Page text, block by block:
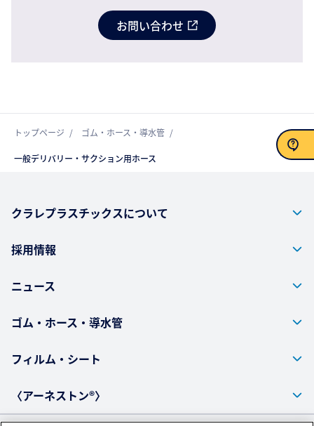
お問い合わせ
トップページ ゴム・ホース・導水管
一般デリバリー・サクション用ホース
クラレプラスチックスについて
採用情報
ニュース
ゴム・ホース・導水管
フィルム・シート
〈アーネストン®〉